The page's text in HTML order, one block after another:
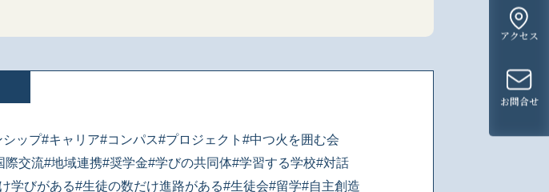
アクセス
お問合せ
シップ#キャリア#コンパス#プロジェクト #中つ火を囲む会
際交流#地域連携#奨学金#学びの共同体#学習する学校#対話
学びがある#生徒の数だけ進路がある#生徒会#留学#自主創造